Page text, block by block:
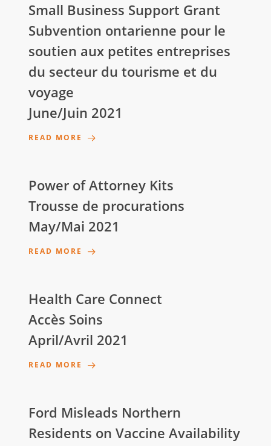
Small Business Support Grant
Subvention ontarienne pour le
soutien aux petites entreprises
du secteur du tourisme et du
voyage
June/Juin 2021
READ MORE
Power of Attorney Kits
Trousse de procurations
May/Mai 2021
READ MORE
Health Care Connect
Accès Soins
April/Avril 2021
READ MORE
Ford Misleads Northern
Residents on Vaccine Availability